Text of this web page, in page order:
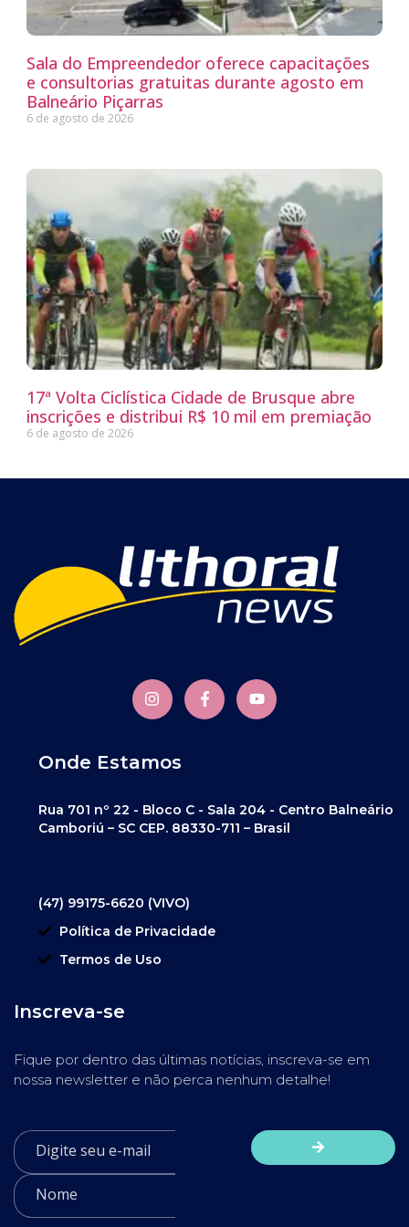
Sala do Empreendedor oferece capacitações
e consultorias gratuitas durante agosto em
Balneário Piçarras
6 de agosto de 2026
17ª Volta Ciclística Cidade de Brusque abre
inscrições e distribui R$ 10 mil em premiação
6 de agosto de 2026
Onde Estamos
Rua 701 nº 22 - Bloco C - Sala 204 - Centro Balneário
Camboriú – SC CEP. 88330-711 – Brasil
(47) 99175-6620 (VIVO)
Política de Privacidade
Termos de Uso
Inscreva-se
Fique por dentro das últimas notícias, inscreva-se em
nossa newsletter e não perca nenhum detalhe!